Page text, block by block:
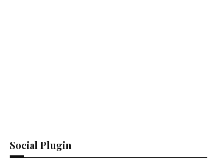
Social Plugin